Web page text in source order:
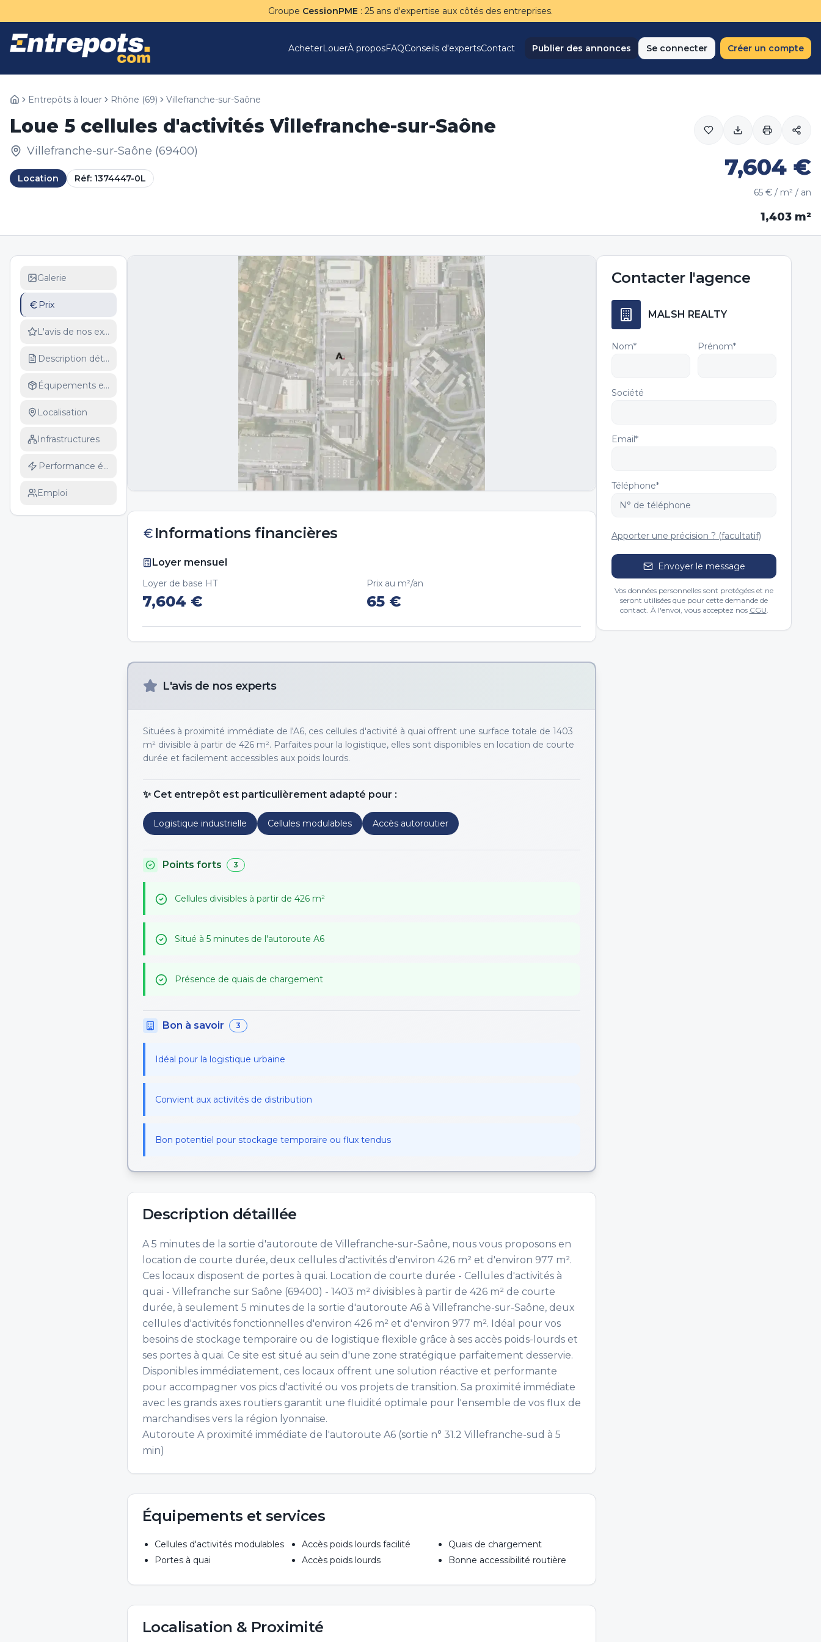
Groupe CessionPME : 25 ans d'expertise aux côtés des entreprises.
AcheterLouerÀ proposFAQConseils d'expertsContact Publier des annonces Se connecter Créer un compte
Entrepôts à louer Rhône (69) Villefranche-sur-Saône
Loue 5 cellules d'activités Villefranche-sur-Saône
Villefranche-sur-Saône (69400)
Location Réf: 1374447-0L 7,604 €
65 € / m² / an
1,403 m²
Galerie
Prix
L'avis de nos experts
Description détaillée
Équipements et services
Localisation
Infrastructures
Performance énergétique
Emploi
Informations financières
Loyer mensuel
Loyer de base HT
7,604 €
Prix au m²/an
65 €
L'avis de nos experts
Situées à proximité immédiate de l'A6, ces cellules d'activité à quai offrent une surface totale de 1403
m² divisible à partir de 426 m². Parfaites pour la logistique, elles sont disponibles en location de courte
durée et facilement accessibles aux poids lourds.
✨ Cet entrepôt est particulièrement adapté pour :
Logistique industrielle Cellules modulables Accès autoroutier
Points forts 3
Cellules divisibles à partir de 426 m²
Situé à 5 minutes de l'autoroute A6
Présence de quais de chargement
Bon à savoir 3
Idéal pour la logistique urbaine
Convient aux activités de distribution
Bon potentiel pour stockage temporaire ou flux tendus
Description détaillée
A 5 minutes de la sortie d'autoroute de Villefranche-sur-Saône, nous vous proposons en
location de courte durée, deux cellules d'activités d'environ 426 m² et d'environ 977 m².
Ces locaux disposent de portes à quai. Location de courte durée - Cellules d'activités à
quai - Villefranche sur Saône (69400) - 1403 m² divisibles à partir de 426 m² de courte
durée, à seulement 5 minutes de la sortie d'autoroute A6 à Villefranche-sur-Saône, deux
cellules d'activités fonctionnelles d'environ 426 m² et d'environ 977 m². Idéal pour vos
besoins de stockage temporaire ou de logistique flexible grâce à ses accès poids-lourds et
ses portes à quai. Ce site est situé au sein d'une zone stratégique parfaitement desservie.
Disponibles immédiatement, ces locaux offrent une solution réactive et performante
pour accompagner vos pics d'activité ou vos projets de transition. Sa proximité immédiate
avec les grands axes routiers garantit une fluidité optimale pour l'ensemble de vos flux de
marchandises vers la région lyonnaise.
Autoroute A proximité immédiate de l'autoroute A6 (sortie n° 31.2 Villefranche-sud à 5
min)
Équipements et services
Cellules d'activités modulables
Portes à quai
Accès poids lourds facilité
Accès poids lourds
Quais de chargement
Bonne accessibilité routière
Localisation & Proximité
Contacter l'agence
MALSH REALTY
Nom* Prénom*
Société
Email*
Téléphone*
Apporter une précision ? (facultatif)
Envoyer le message
Vos données personnelles sont protégées et ne
seront utilisées que pour cette demande de
contact. À l'envoi, vous acceptez nos CGU.